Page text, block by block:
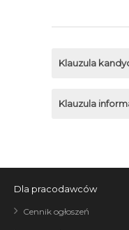
Klauzula
Klauzula
Dla pracodawców
Cennik ogłoszeń